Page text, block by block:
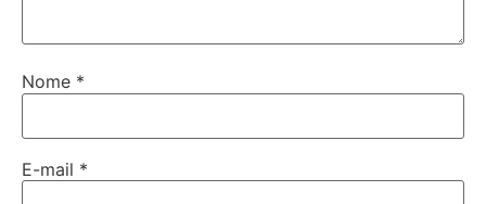
Nome *
E-mail *